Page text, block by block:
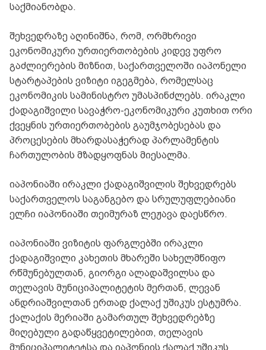
საქმიანობდა.
შეხვედრაზე აღინიშნა, რომ, ორმხრივი
ეკონომიკური ურთიერთობების კიდევ უფრო
გაძლიერების მიზნით, საქართველოში იაპონელი
სტარტაპების ვიზიტი იგეგმება, რომელსაც
ეკონომიკის სამინისტრო უმასპინძლებს. ირაკლი
ქადაგიშვილი სავაჭრო-ეკონომიკური კუთხით ორი
ქვეყნის ურთიერთობების გაუმჯობესებას და
პროცესების მხარდასაჭერად პარლამენტის
ჩართულობის მზადყოფნას მიესალმა.
იაპონიაში ირაკლი ქადაგიშვილის შეხვედრებს
საქართველოს საგანგებო და სრულუფლებიანი
ელჩი იაპონიაში თეიმურაზ ლეჟავა დაესწრო.
იაპონიაში ვიზიტის ფარგლებში ირაკლი
ქადაგიშვილი კახეთის მხარეში სახელმწიფო
რწმუნებულთან, გიორგი ალადაშვილსა და
თელავის მუნიციპალიტეტის მერთან, ლევან
ანდრიაშვილთან ერთად ქალაქ უშიკუს ესტუმრა.
ქალაქის მერიაში გამართულ შეხვედრებზე
მიღებული გადაწყვეტილებით, თელავის
მუნიციპალიტეტსა და იაპონიის ქალაქ უშიკუს